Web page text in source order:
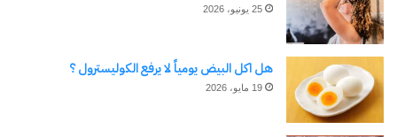
25 يونيو، 2026
هل اكل البيض يومياً لا يرفع الكوليسترول ؟
19 مايو، 2026